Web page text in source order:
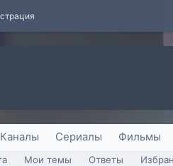
Каналы Сериалы Фильмы
Мои темы Ответы